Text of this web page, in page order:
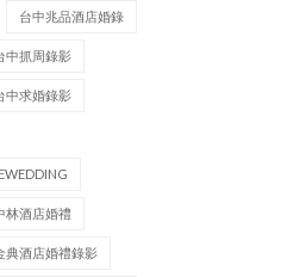
台中兆品酒店婚錄
中抓周錄影
中求婚錄影
林酒店婚禮
典酒店婚禮錄影